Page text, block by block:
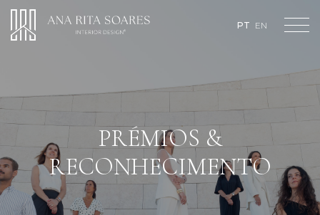
Loading... PT EN
PRÉMIOS &
RECONHECIMENTO